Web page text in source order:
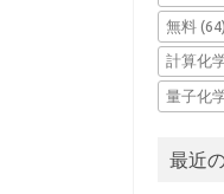
無料(64)
計算化
量子化
最近